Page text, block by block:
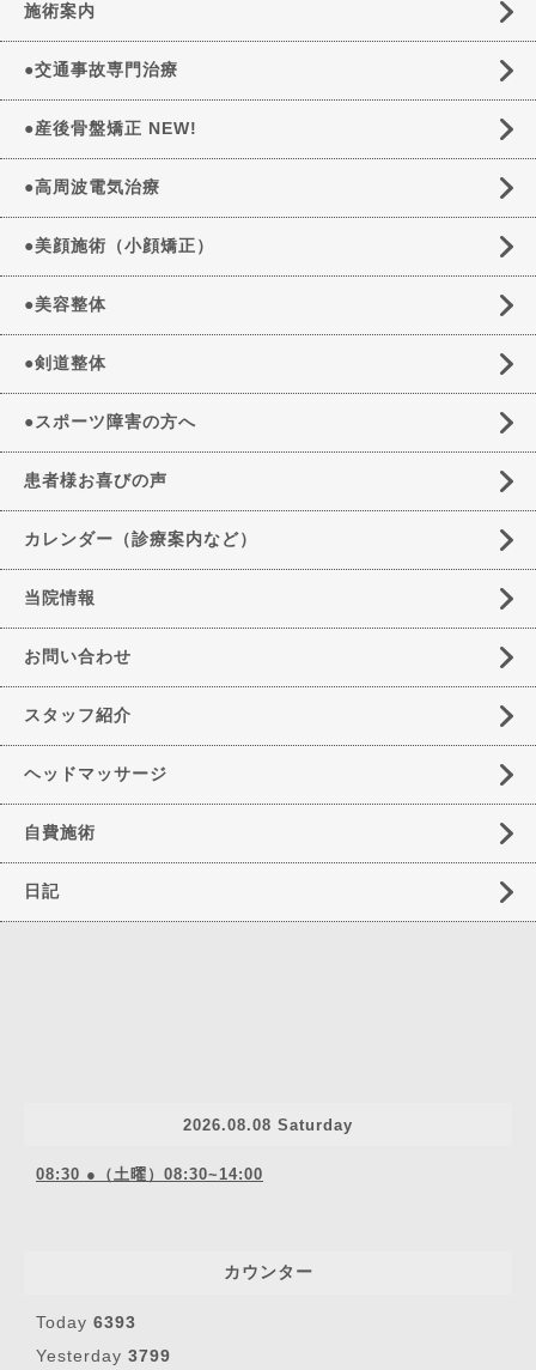
施術案内
●交通事故専門治療
●産後骨盤矯正 NEW!
●高周波電気治療
●美顔施術（小顔矯正）
●美容整体
●剣道整体
●スポーツ障害の方へ
患者様お喜びの声
カレンダー（診療案内など）
当院情報
お問い合わせ
スタッフ紹介
ヘッドマッサージ
自費施術
日記
2026.08.08 Saturday
08:30 ●（土曜）08:30~14:00
カウンター
Today 6393
Yesterday 3799